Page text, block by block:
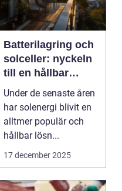
Batterilagring och
solceller: nyckeln
till en hållbar
framtid
Under de senaste åren
har solenergi blivit en
alltmer populär och
hållbar lösn...
17 december 2025